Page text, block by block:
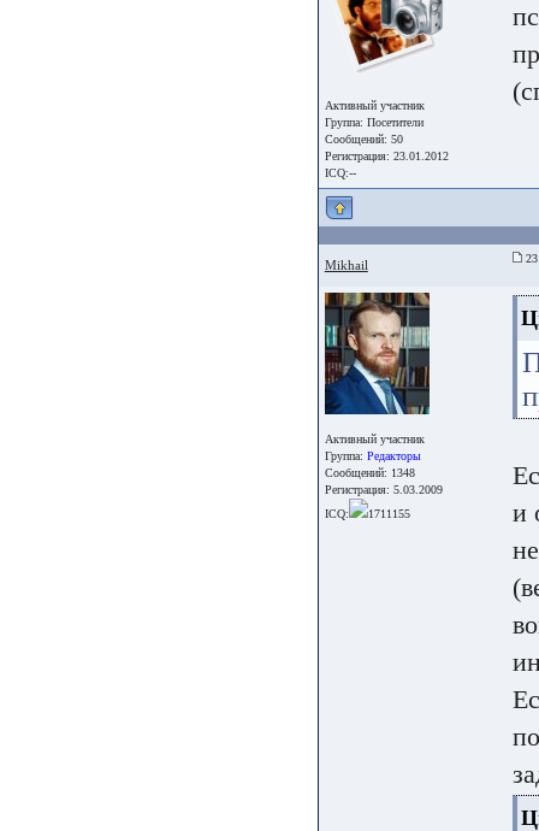
Активный участник
Группа: Посетители
Сообщений: 50
Регистрация: 23.01.2012
ICQ:--
Mikhail 23
Активный участник
Группа: Редакторы
Сообщений: 1348
Регистрация: 5.03.2009
ICQ:
1711155
и